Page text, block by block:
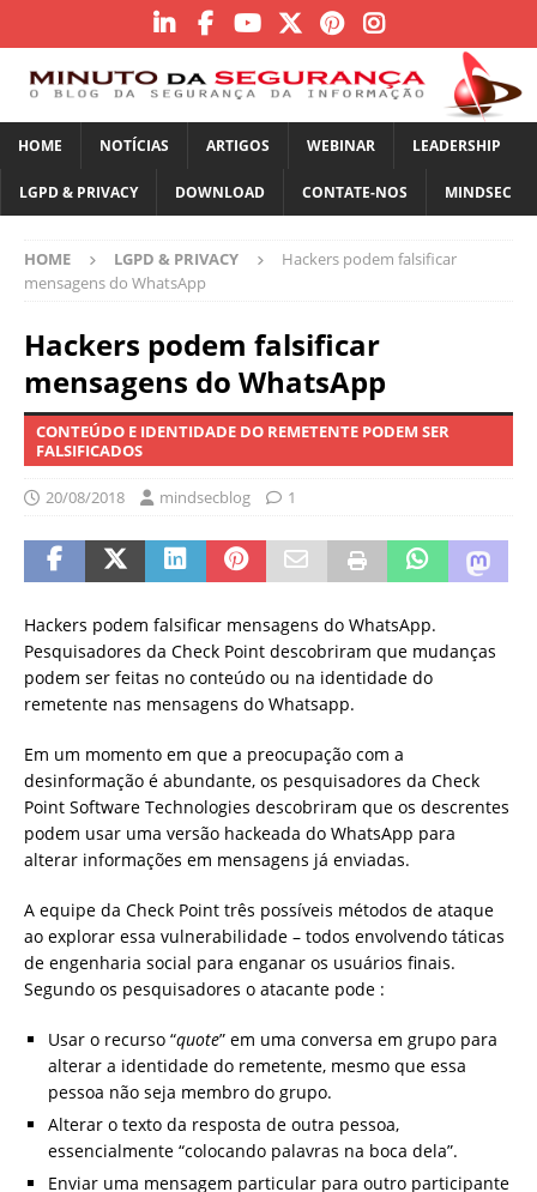
HOME NOTÍCIAS ARTIGOS WEBINAR LEADERSHIP
LGPD & PRIVACY DOWNLOAD CONTATE-NOS MINDSEC
HOME LGPD & PRIVACY
Hackers podem falsificar
mensagens do WhatsApp
Hackers podem falsificar
mensagens do WhatsApp
CONTEÚDO E IDENTIDADE DO REMETENTE PODEM SER
FALSIFICADOS
20/08/2018 mindsecblog 1
Hackers podem falsificar mensagens do WhatsApp.
Pesquisadores da Check Point descobriram que mudanças
podem ser feitas no conteúdo ou na identidade do
remetente nas mensagens do Whatsapp.
Em um momento em que a preocupação com a
desinformação é abundante, os pesquisadores da Check
Point Software Technologies descobriram que os descrentes
podem usar uma versão hackeada do WhatsApp para
alterar informações em mensagens já enviadas.
A equipe da Check Point três possíveis métodos de ataque
ao explorar essa vulnerabilidade – todos envolvendo táticas
de engenharia social para enganar os usuários finais.
Segundo os pesquisadores o atacante pode :
Usar o recurso “quote” em uma conversa em grupo para
alterar a identidade do remetente, mesmo que essa
pessoa não seja membro do grupo.
Alterar o texto da resposta de outra pessoa,
essencialmente “colocando palavras na boca dela”.
Enviar uma mensagem particular para outro participante